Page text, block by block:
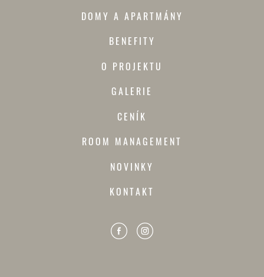
DOMY A APARTMÁNY
BENEFITY
O PROJEKTU
GALERIE
CENÍK
ROOM MANAGEMENT
NOVINKY
KONTAKT